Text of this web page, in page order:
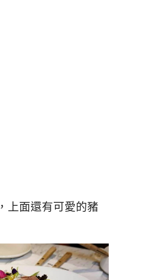
上面還有可愛的豬